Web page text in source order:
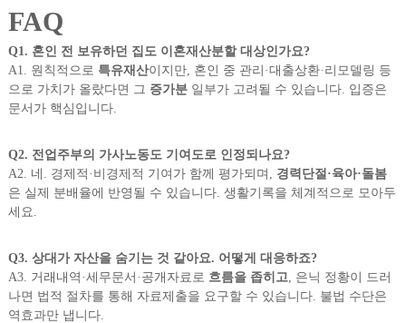
FAQ
Q1. 혼인 전 보유하던 집도 이혼재산분할 대상인가요?
A1. 원칙적으로 특유재산이지만, 혼인 중 관리·대출상환·리모델링 등
으로 가치가 올랐다면 그 증가분일부가 고려될 수 있습니다. 입증은
문서가 핵심입니다.
Q2. 전업주부의 가사노동도 기여도로 인정되나요?
A2. 네. 경제적·비경제적 기여가 함께 평가되며, 경력단절·육아·돌봄
은 실제 분배율에 반영될 수 있습니다. 생활기록을 체계적으로 모아두
세요.
Q3. 상대가 자산을 숨기는 것 같아요. 어떻게 대응하죠?
A3. 거래내역·세무문서·공개자료로 흐름을 좁히고 , 은닉 정황이 드러
나면 법적 절차를 통해 자료제출을 요구할 수 있습니다. 불법 수단은
역효과만 냅니다.